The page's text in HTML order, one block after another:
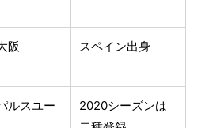
阪 スペイン出身
ルスユー
2020シーズンは